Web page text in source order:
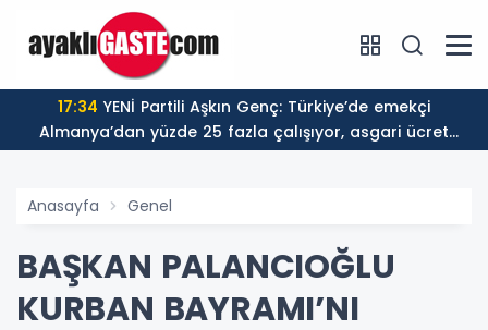
17:34
Almanya’dan yüzde 25 fazla çalışıyor, asgari ücret
ayın 18 gününe yetiyor
Anasayfa Genel
BAŞKAN PALANCIOĞLU
KURBAN BAYRAMI’NI